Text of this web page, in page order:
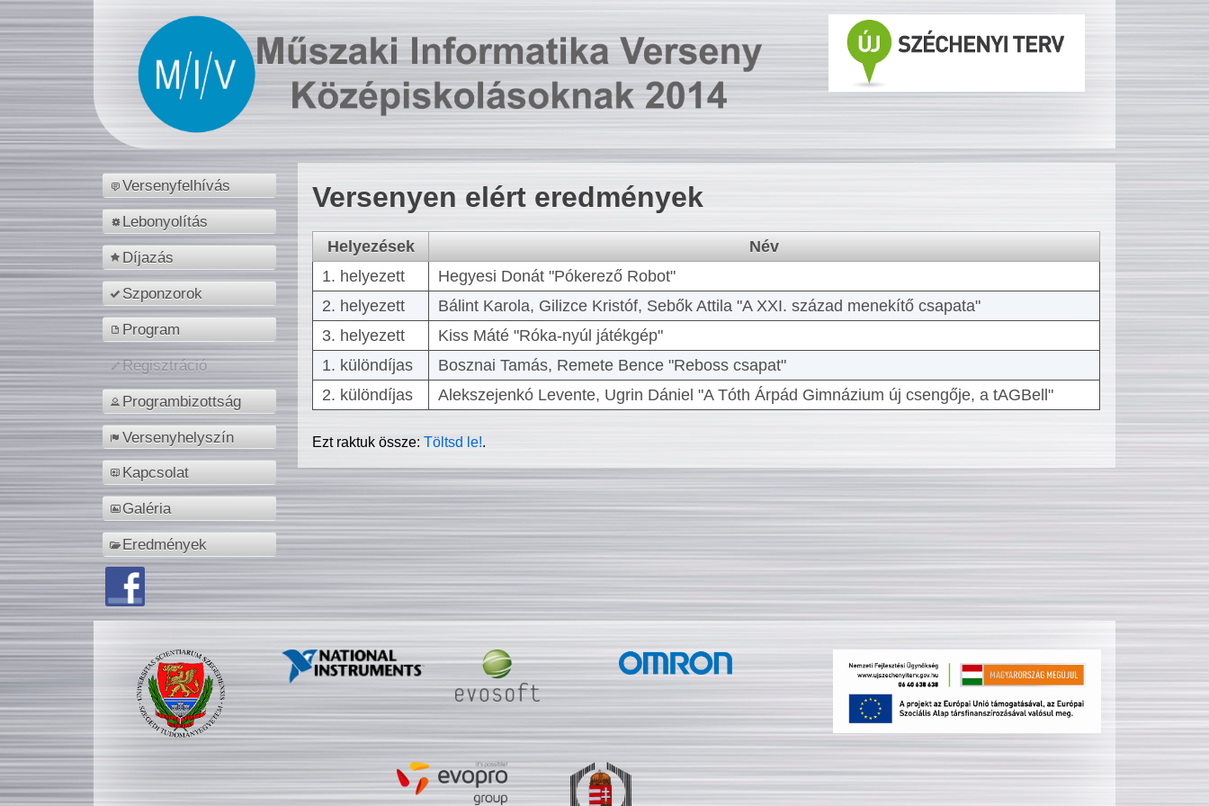
Versenyfelhívás
Lebonyolítás
Díjazás
Szponzorok
Program
Regisztráció
Programbizottság
Versenyhelyszín
Kapcsolat
Galéria
Eredmények
Versenyen elért eredmények
Helyezések
Név
1. helyezett
Hegyesi Donát "Pókerező Robot"
2. helyezett
Bálint Karola, Gilizce Kristóf, Sebők Attila "A XXI. század menekítő csapata"
3. helyezett
Kiss Máté "Róka-nyúl játékgép"
1. különdíjas
Bosznai Tamás, Remete Bence "Reboss csapat"
2. különdíjas
Alekszejenkó Levente, Ugrin Dániel "A Tóth Árpád Gimnázium új csengője, a tAGBell"
Ezt raktuk össze:Töltsd le!.